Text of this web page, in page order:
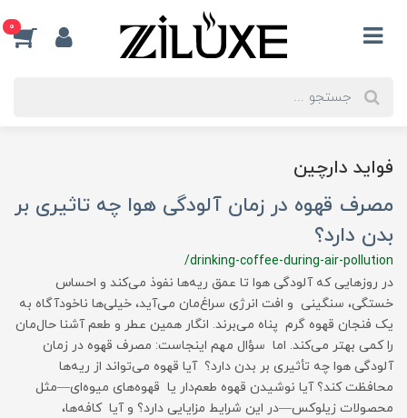
0
فواید دارچین
مصرف قهوه در زمان آلودگی هوا چه تاثیری بر
بدن دارد؟
/drinking-coffee-during-air-pollution
در روزهایی که آلودگی هوا تا عمق ریه‌ها نفوذ می‌کند و احساس
خستگی، سنگینی و افت انرژی سراغ‌مان می‌آید، خیلی‌ها ناخودآگاه به
یک فنجان قهوه گرم پناه می‌برند. انگار همین عطر و طعم آشنا حال‌مان
را کمی بهتر می‌کند. اما سؤال مهم اینجاست: مصرف قهوه در زمان
آلودگی هوا چه تأثیری بر بدن دارد؟ آیا قهوه می‌تواند از ریه‌ها
محافظت کند؟ آیا نوشیدن قهوه طعم‌دار یا قهوه‌های میوه‌ای—مثل
محصولات زیلوکس—در این شرایط مزایایی دارد؟ و آیا کافه‌ها،